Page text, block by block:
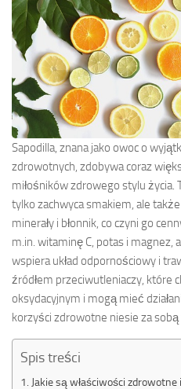
Sapodilla, znana jako owoc o
zdrowotnych, zdobywa coraz
miłośników zdrowego stylu życia.
tylko zachwyca smakiem, ale
minerały i błonnik, co czyni go
m.in. witaminę C, potas i magnez,
wspiera układ odpornościowy i
źródłem przeciwutleniaczy, które
oksydacyjnym i mogą mieć
korzyści zdrowotne niesie za
Spis treści
Jakie są właściwości